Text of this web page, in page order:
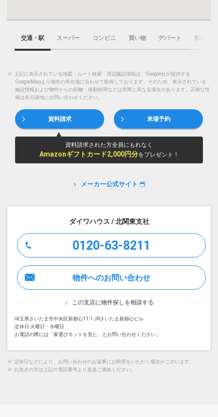
交通・駅 スーパー コンビニ 買い物 デパート 飲食店
※
上記に表示されている地図・ルート検索・周辺施設情報は、Google社が提供する
GoogleMapより物件の所在地に合わせて取得しております。そのため、表示されている
施設情報および物件からの距離・移動時間などは実際と異なる場合があります。正確な情
報は各分譲地にお問い合わせください。
資料請求 来場予約
資料請求された方全員にもれなく
Amazonギフトカード2,000円分をプレゼント！
メーカー公式サイト
ダイワハウス / 北関東支社
0120-63-8211
物件へのお問い合わせ
この支店に物件探しを相談する
埼玉県さいたま市中央区新都心11-1 JRさいたま新都心ビル
定休日:火曜日・水曜日
お電話の際には「家選びネットを見た」とお問い合わせください。
※ 定休日などにより、お問い合わせのお返事にお時間をいただく場合がございます。
※ お急ぎの方は上記の電話番号より直接ご連絡ください。